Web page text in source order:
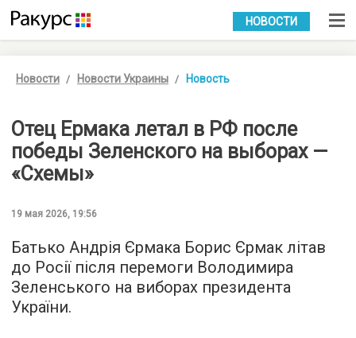
УКР РУС
НОВОСТИ
Новости Новости Украины Новость
Отец Ермака летал в РФ после
победы Зеленского на выборах —
«Схемы»
19 мая 2026, 19:56
Батько Андрія Єрмака Борис Єрмак літав
до Росії після перемоги Володимира
Зеленського на виборах президента
України.